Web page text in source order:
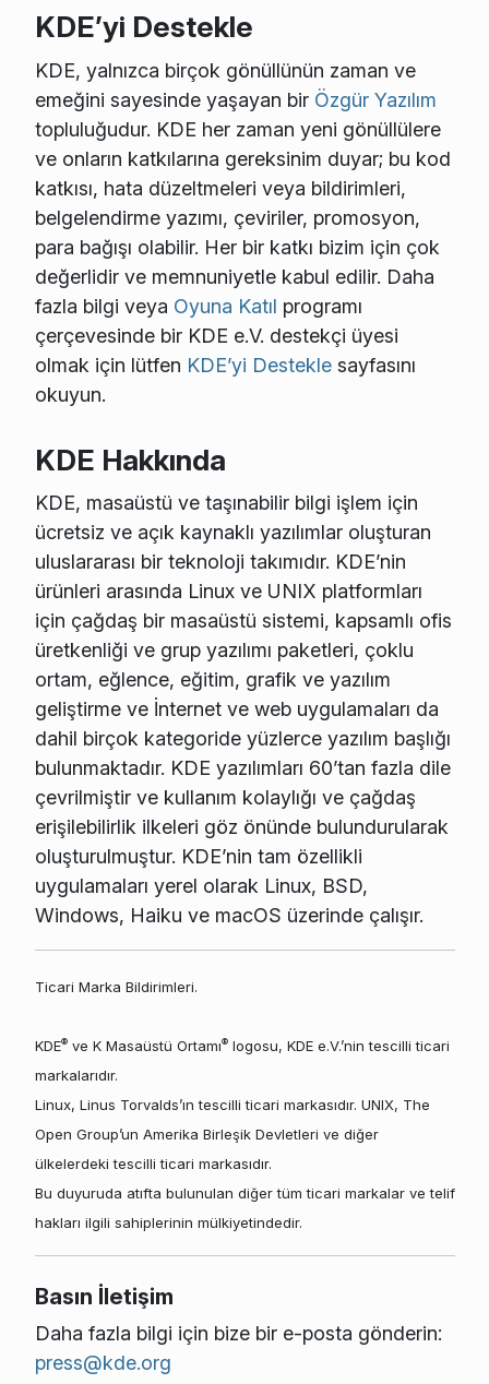
KDE’yi Destekle
KDE, yalnızca birçok gönüllünün zaman ve
emeğini sayesinde yaşayan bir Özgür Yazılım
topluluğudur. KDE her zaman yeni gönüllülere
ve onların katkılarına gereksinim duyar; bu kod
katkısı, hata düzeltmeleri veya bildirimleri,
belgelendirme yazımı, çeviriler, promosyon,
para bağışı olabilir. Her bir katkı bizim için çok
değerlidir ve memnuniyetle kabul edilir. Daha
fazla bilgi veya Oyuna Katıl programı
çerçevesinde bir KDE e.V. destekçi üyesi
olmak için lütfen KDE’yi Desteklesayfasını
okuyun.
KDE Hakkında
KDE, masaüstü ve taşınabilir bilgi işlem için
ücretsiz ve açık kaynaklı yazılımlar oluşturan
uluslararası bir teknoloji takımıdır. KDE’nin
ürünleri arasında Linux ve UNIX platformları
için çağdaş bir masaüstü sistemi, kapsamlı ofis
üretkenliği ve grup yazılımı paketleri, çoklu
ortam, eğlence, eğitim, grafik ve yazılım
geliştirme ve İnternet ve web uygulamaları da
dahil birçok kategoride yüzlerce yazılım başlığı
bulunmaktadır. KDE yazılımları 60’tan fazla dile
çevrilmiştir ve kullanım kolaylığı ve çağdaş
erişilebilirlik ilkeleri göz önünde bulundurularak
oluşturulmuştur. KDE’nin tam özellikli
uygulamaları yerel olarak Linux, BSD,
Windows, Haiku ve macOS üzerinde çalışır.
Ticari Marka Bildirimleri.
KDE®ve K Masaüstü Ortamı®logosu, KDE e.V.’nin tescilli ticari
markalarıdır.
Linux, Linus Torvalds’ın tescilli ticari markasıdır. UNIX, The
Open Group’un Amerika Birleşik Devletleri ve diğer
ülkelerdeki tescilli ticari markasıdır.
Bu duyuruda atıfta bulunulan diğer tüm ticari markalar ve telif
hakları ilgili sahiplerinin mülkiyetindedir.
Basın İletişim
Daha fazla bilgi için bize bir e-posta gönderin:
press@kde.org